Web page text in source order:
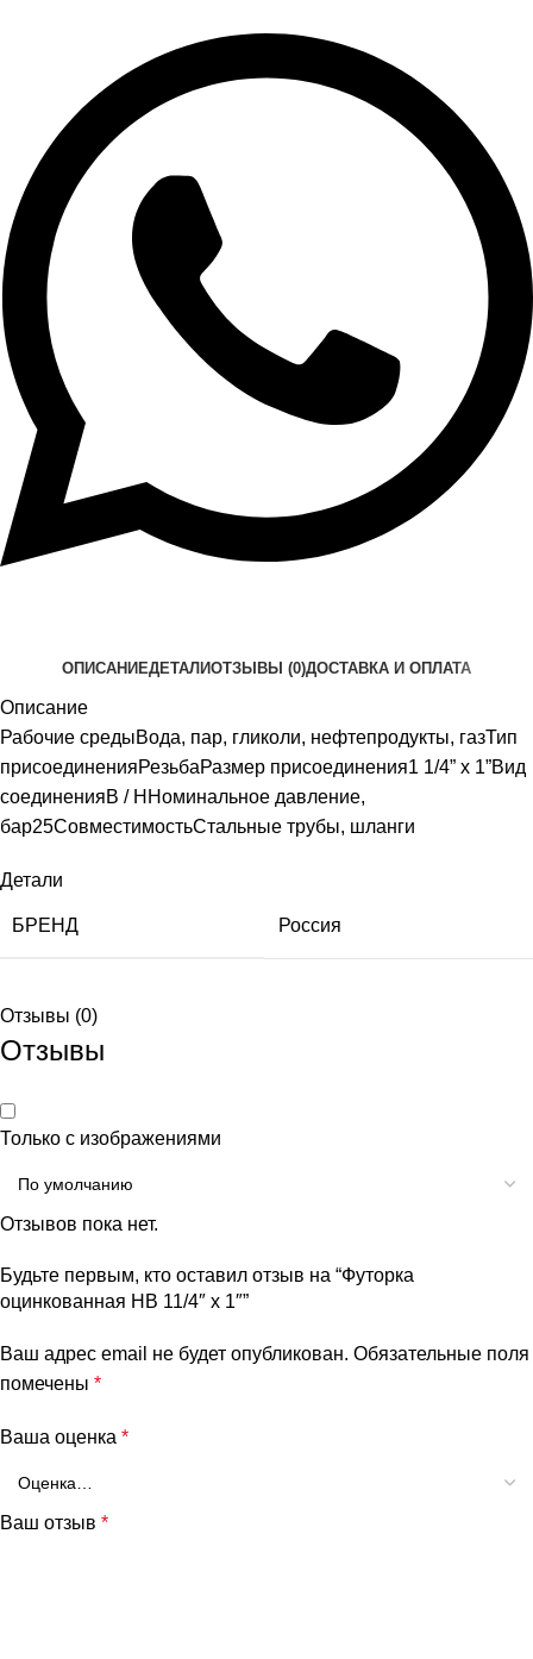
ОПИСАНИЕДЕТАЛИОТЗЫВЫ (0)ДОСТАВКА И ОПЛАТА
Описание
Рабочие средыВода, пар, гликоли, нефтепродукты, газТип
присоединенияРезьбаРазмер присоединения1 1/4” х 1”Вид
соединенияВ / ННоминальное давление,
бар25СовместимостьСтальные трубы, шланги
Детали
БРЕНД Россия
Отзывы (0)
Отзывы
Только с изображениями
Отзывов пока нет.
Будьте первым, кто оставил отзыв на “Футорка
оцинкованная НВ 11/4″ х 1″”
Ваш адрес email не будет опубликован. Обязательные поля
помечены *
Ваша оценка *
Ваш отзыв *